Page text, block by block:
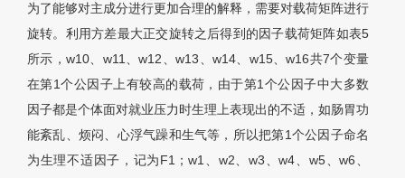
为了能够对主成分进行更加合理的解释，需要对载荷矩阵进行
旋转。利用方差最大正交旋转之后得到的因子载荷矩阵如表5
所示，w10、w11、w12、w13、w14、w15、w16共7个变量
在第1个公因子上有较高的载荷，由于第1个公因子中大多数
因子都是个体面对就业压力时生理上表现出的不适，如肠胃功
能紊乱、烦闷、心浮气躁和生气等，所以把第1个公因子命名
为生理不适因子，记为F1；w1、w2、w3、w4、w5、w6、